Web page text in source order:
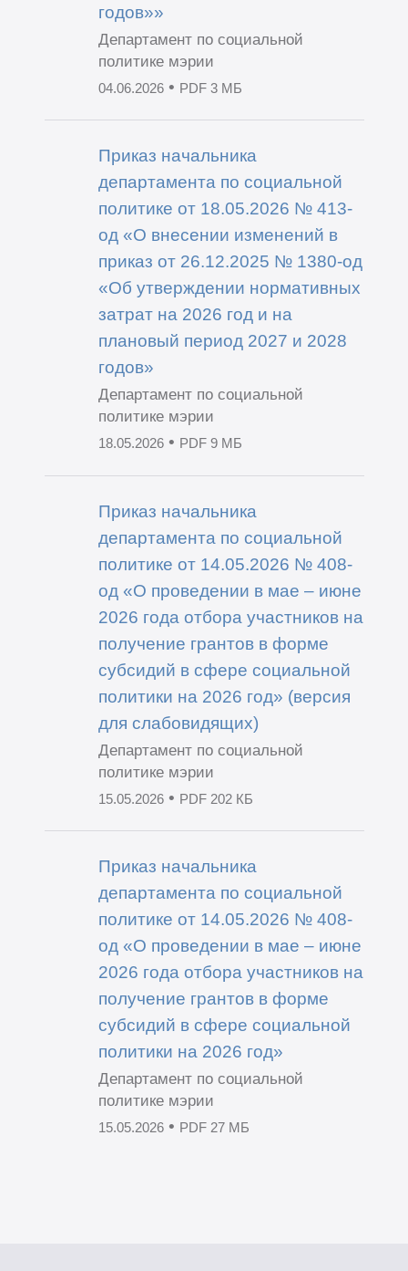
годов»»
Департамент по социальной
политике мэрии
04.06.2026• PDF 3 МБ
Приказ начальника
департамента по социальной
политике от 18.05.2026 № 413-
од «О внесении изменений в
приказ от 26.12.2025 № 1380-од
«Об утверждении нормативных
затрат на 2026 год и на
плановый период 2027 и 2028
годов»
Департамент по социальной
политике мэрии
18.05.2026• PDF 9 МБ
Приказ начальника
департамента по социальной
политике от 14.05.2026 № 408-
од «О проведении в мае – июне
2026 года отбора участников на
получение грантов в форме
субсидий в сфере социальной
политики на 2026 год» (версия
для слабовидящих)
Департамент по социальной
политике мэрии
15.05.2026• PDF 202 КБ
Приказ начальника
департамента по социальной
политике от 14.05.2026 № 408-
од «О проведении в мае – июне
2026 года отбора участников на
получение грантов в форме
субсидий в сфере социальной
политики на 2026 год»
Департамент по социальной
политике мэрии
15.05.2026• PDF 27 МБ